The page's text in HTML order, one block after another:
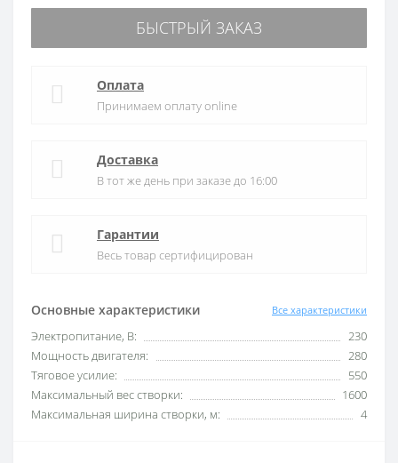
Основные характеристики Все характеристики
Электропитание, В:
230
Мощность двигателя:
280
Тяговое усилие:
550
Максимальный вес створки:
1600
Максимальная ширина створки, м:
4
БЫСТРЫЙ ЗАКАЗ
Оплата
Принимаем оплату online
Доставка
В тот же день при заказе до 16:00
Гарантии
Весь товар сертифицирован